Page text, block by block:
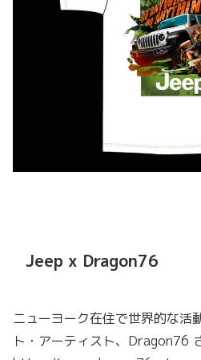
Jeep x Dragon76
ニューヨーク在住で世界的な活
ト・アーティスト、Dragon76